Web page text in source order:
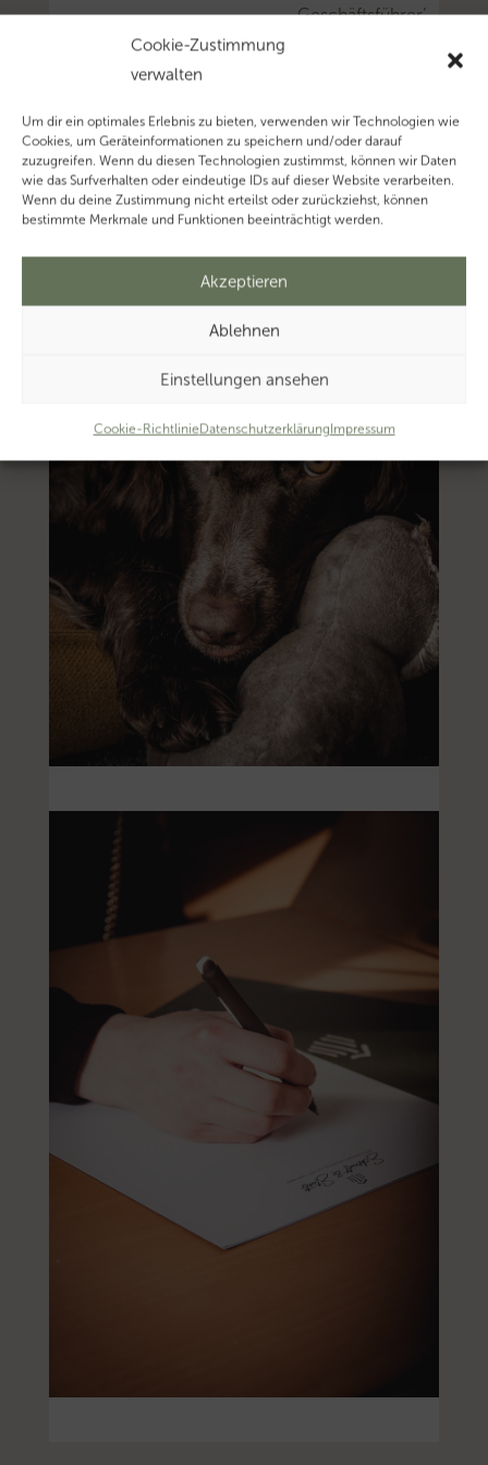
Cookie-Zustimmung
verwalten
Um dir ein optimales Erlebnis zu bieten, verwenden wir Technologien wie
Cookies, um Geräteinformationen zu speichern und/oder darauf
zuzugreifen. Wenn du diesen Technologien zustimmst, können wir Daten
wie das Surfverhalten oder eindeutige IDs auf dieser Website verarbeiten.
Wenn du deine Zustimmung nicht erteilst oder zurückziehst, können
bestimmte Merkmale und Funktionen beeinträchtigt werden.
Akzeptieren
Ablehnen
Einstellungen ansehen
Cookie-RichtlinieDatenschutzerklärungImpressum
Geschäftsführer’…
‚Pensionszusage’…